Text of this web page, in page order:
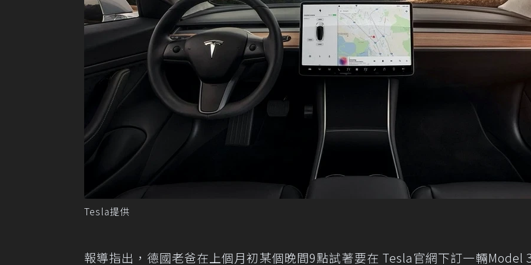
Tesla提供
報導指出，德國老爸在上個月初某個晚間9點試著要在 Tesla官網下訂一輛Model